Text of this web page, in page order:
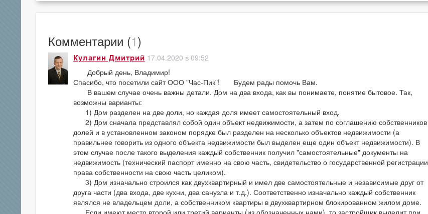
Комментарии (1)
Кулагин Дмитрий 17.04.2020 в 09:52
Добрый день, Владимир!
Спасибо, что посетили сайт ООО "Час-Пик"! Будем рады помочь Вам.
В вашем случае очень важны детали. Дом на два входа, как вы понимаете, понятие бытовое. Так,
возможны варианты:
1) Дом разделен на две доли, но каждая доля имеет самостоятельный вход.
2) Дом сначала представлял собой один объект недвижимости, а затем по соглашению собственников
долей и в установленном законом порядке был разделен на несколько объектов недвижимости (а
правильнее говорить из одного объекта недвижимости был выделен еще один объект недвижимости). В
этом случае после такого выделения каждый собственник получил "самостоятельные" документы на
недвижимость (технический паспорт именно на свою часть, свидетельство о государственной регистрации
права собственности на свою часть целиком).
3) Дом изначально строился как двухквартирный и имел две самостоятельные и независимые друг от
друга части (два входа, две кухни, два санузла и т.д.). Соответственно изначально каждый собственник
являлся не владельцем доли, а собственником квартиры в двухквартирном блокированном жилом доме.
Если имеют место второй или третий варианты (из обозначенных нами), то застройщик выделит при